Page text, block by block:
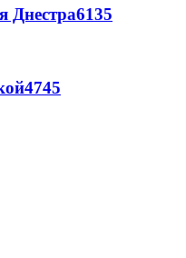
Днестра6135
4745